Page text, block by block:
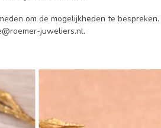
om de mogelijkheden te
juweliers.nl.